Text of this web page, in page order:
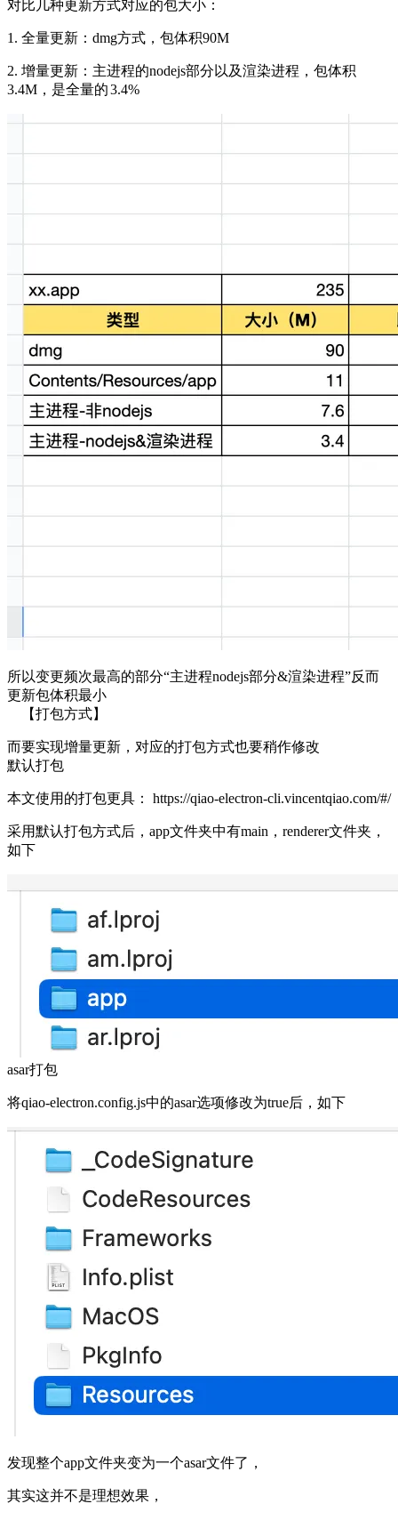
对比几种更新方式对应的包大小：
1. 全量更新：dmg方式，包体积90M
2. 增量更新：主进程的nodejs部分以及渲染进程，包体积
3.4M，是全量的3.4%
所以变更频次最高的部分“主进程nodejs部分&渲染进程”反而
更新包体积最小
【打包方式】
而要实现增量更新，对应的打包方式也要稍作修改
默认打包
本文使用的打包更具： https://qiao-electron-cli.vincentqiao.com/#/
采用默认打包方式后，app文件夹中有main，renderer文件夹，
如下
asar打包
将qiao-electron.config.js中的asar选项修改为true后，如下
发现整个app文件夹变为一个asar文件了，
其实这并不是理想效果，